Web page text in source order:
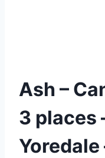
Ash –
3 places
Yoredale